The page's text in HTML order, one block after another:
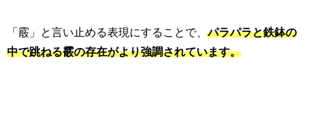
「霰」と言い止める表現にすることで、パラパラと鉄鉢の
中で跳ねる霰の存在がより強調されています。